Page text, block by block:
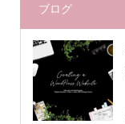
ブログ